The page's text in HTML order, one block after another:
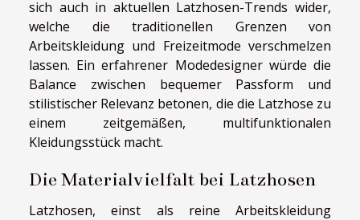
sich auch in aktuellen Latzhosen-Trends wider,
welche die traditionellen Grenzen von
Arbeitskleidung und Freizeitmode verschmelzen
lassen. Ein erfahrener Modedesigner würde die
Balance zwischen bequemer Passform und
stilistischer Relevanz betonen, die die Latzhose zu
einem zeitgemäßen, multifunktionalen
Kleidungsstück macht.
Die Materialvielfalt bei Latzhosen
Latzhosen, einst als reine Arbeitskleidung